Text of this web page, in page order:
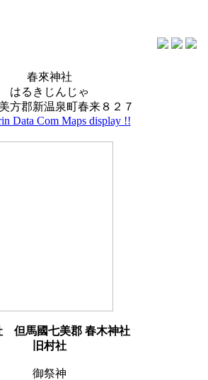
春來神社
はるきじんじゃ
方郡新温泉町春来８２７
但馬國七美郡 春木神社
旧村社
御祭神